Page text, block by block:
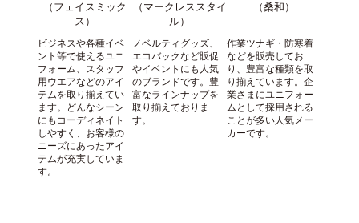
（フェイスミック
ス）
ビジネスや各種イベ
ント等で使えるユニ
フォーム、スタッフ
用ウエアなどのアイ
テムを取り揃えてい
ます。どんなシーン
にもコーディネイト
しやすく、お客様の
ニーズにあったアイ
テムが充実していま
す。
（マークレススタイ
ル）
ノベルティグッズ、
エコバックなど販促
やイベントにも人気
のブランドです。豊
富なラインナップを
取り揃えておりま
す。
（桑和）
作業ツナギ・防寒着
などを販売してお
り、豊富な種類を取
り揃えています。企
業さまにユニフォー
ムとして採用される
ことが多い人気メー
カーです。